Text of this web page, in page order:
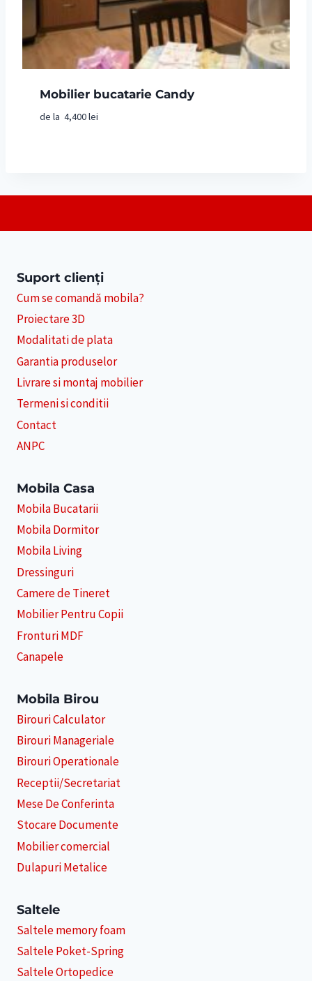
Mobilier bucatarie Candy
de la 4,400lei
Suport clienți
Cum se comandă mobila?
Proiectare 3D
Modalitati de plata
Garantia produselor
Livrare si montaj mobilier
Termeni si conditii
Contact
ANPC
Mobila Casa
Mobila Bucatarii
Mobila Dormitor
Mobila Living
Dressinguri
Camere de Tineret
Mobilier Pentru Copii
Fronturi MDF
Canapele
Mobila Birou
Birouri Calculator
Birouri Manageriale
Birouri Operationale
Receptii/Secretariat
Mese De Conferinta
Stocare Documente
Mobilier comercial
Dulapuri Metalice
Saltele
Saltele memory foam
Saltele Poket-Spring
Saltele Ortopedice